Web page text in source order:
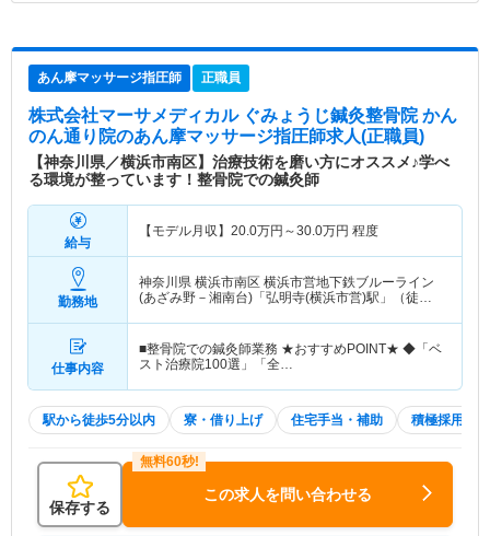
あん摩マッサージ指圧師 正職員
株式会社マーサメディカル ぐみょうじ鍼灸整骨院 かん
のん通り院のあん摩マッサージ指圧師求人(正職員)
【神奈川県／横浜市南区】治療技術を磨い方にオススメ♪学べ
る環境が整っています！整骨院での鍼灸師
給与
【モデル月収】 20.0万円～30.0万円 程度
勤務地
神奈川県 横浜市南区 横浜市営地下鉄ブルーライン
(あざみ野－湘南台)「弘明寺(横浜市営)駅」（徒歩1
仕事内容
■整骨院での鍼灸師業務 ★おすすめPOINT★ ◆「ベ
スト治療院100選」「全…
駅から徒歩5分以内 寮・借り上げ 住宅手当・補助 積極採用中
保存する
この求人を問い合わせる